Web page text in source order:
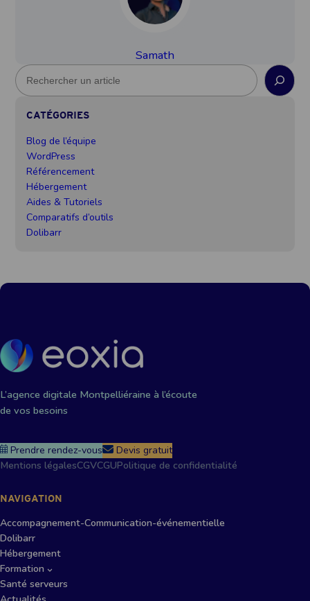
Samath
R
e
CATÉGORIES
Blog de l’équipe
WordPress
Référencement
Hébergement
Aides & Tutoriels
Comparatifs d’outils
Dolibarr
L’agence digitale Montpelliéraine à l’écoute
de vos besoins
Prendre rendez-vous
Devis gratuit
Mentions légalesCGVCGUPolitique de confidentialité
NAVIGATION
Accompagnement-Communication-événementielle
Dolibarr
Hébergement
Formation
Santé serveurs